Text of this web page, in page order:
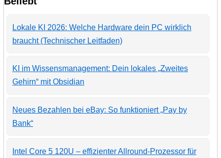
Lokale KI 2026: Welche Hardware dein PC wirklich
braucht (Technischer Leitfaden)
KI im Wissensmanagement: Dein lokales „Zweites
Gehirn“ mit Obsidian
Neues Bezahlen bei eBay: So funktioniert „Pay by
Bank“
Intel Core 5 120U – effizienter Allround-Prozessor für